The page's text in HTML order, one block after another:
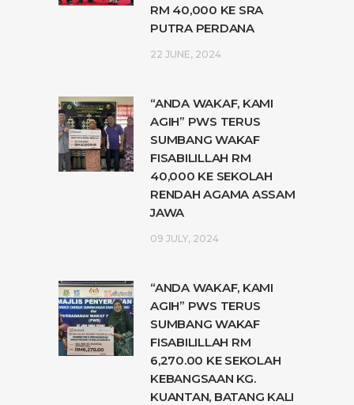
RM 40,000 KE SRA
PUTRA PERDANA
22 JUNE, 2024
“ANDA WAKAF, KAMI
AGIH” PWS TERUS
SUMBANG WAKAF
FISABILILLAH RM
40,000 KE SEKOLAH
RENDAH AGAMA ASSAM
JAWA
09 JULY, 2024
“ANDA WAKAF, KAMI
AGIH” PWS TERUS
SUMBANG WAKAF
FISABILILLAH RM
6,270.00 KE SEKOLAH
KEBANGSAAN KG.
KUANTAN, BATANG KALI